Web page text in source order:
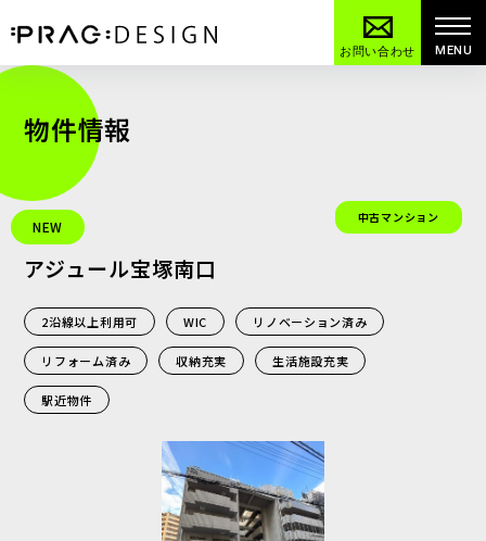
お問い合わせ MENU
物件情報
中古マンション
NEW
アジュール宝塚南口
2沿線以上利用可 WIC リノベーション済み
リフォーム済み 収納充実 生活施設充実
駅近物件